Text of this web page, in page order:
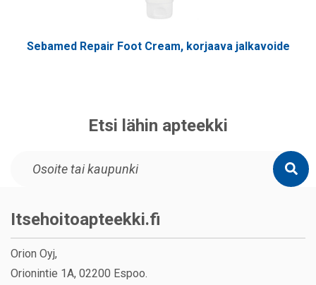
Sebamed Repair Foot Cream, korjaava jalkavoide
Etsi lähin apteekki
Itsehoitoapteekki.fi
Orion Oyj,
Orionintie 1A, 02200 Espoo.